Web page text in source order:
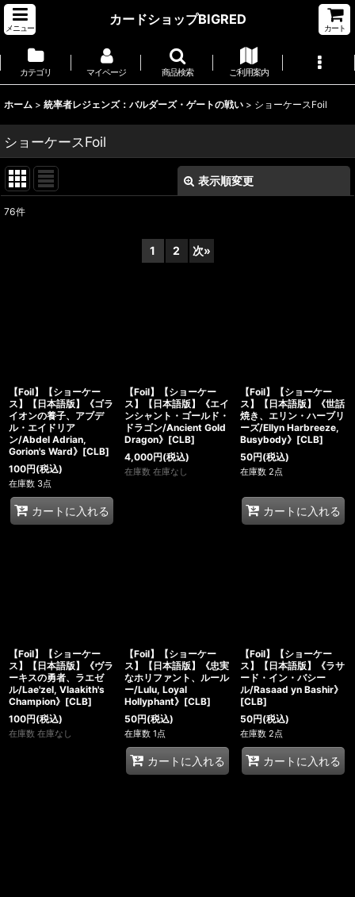
メニュー
カードショップBIGRED
カート
カテゴリ マイページ 商品検索 ご利用案内
ホーム > 統率者レジェンズ：バルダーズ・ゲートの戦い > ショーケースFoil
ショーケースFoil
表示順変更
76件
1 2 次»
【Foil】【ショーケー
ス】【日本語版】《ゴラ
イオンの養子、アブデ
ル・エイドリア
ン/Abdel Adrian,
Gorion's Ward》[CLB]
100円(税込)
在庫数 3点
カートに入れる
【Foil】【ショーケー
ス】【日本語版】《エイ
ンシャント・ゴールド・
ドラゴン/Ancient Gold
Dragon》[CLB]
4,000円(税込)
在庫数 在庫なし
【Foil】【ショーケー
ス】【日本語版】《世話
焼き、エリン・ハーブリ
ーズ/Ellyn Harbreeze,
Busybody》[CLB]
50円(税込)
在庫数 2点
カートに入れる
【Foil】【ショーケー
ス】【日本語版】《ヴラ
ーキスの勇者、ラエゼ
ル/Lae'zel, Vlaakith's
Champion》[CLB]
100円(税込)
在庫数 在庫なし
【Foil】【ショーケー
ス】【日本語版】《忠実
なホリファント、ルール
ー/Lulu, Loyal
Hollyphant》[CLB]
50円(税込)
在庫数 1点
カートに入れる
【Foil】【ショーケー
ス】【日本語版】《ラサ
ード・イン・バシー
ル/Rasaad yn Bashir》
[CLB]
50円(税込)
在庫数 2点
カートに入れる